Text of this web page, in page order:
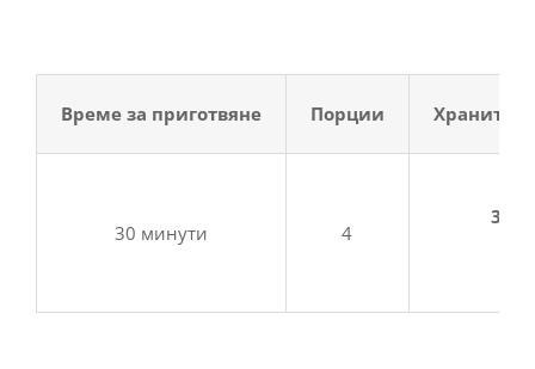
Време за приготвяне Порции
30 минути 4
3 г